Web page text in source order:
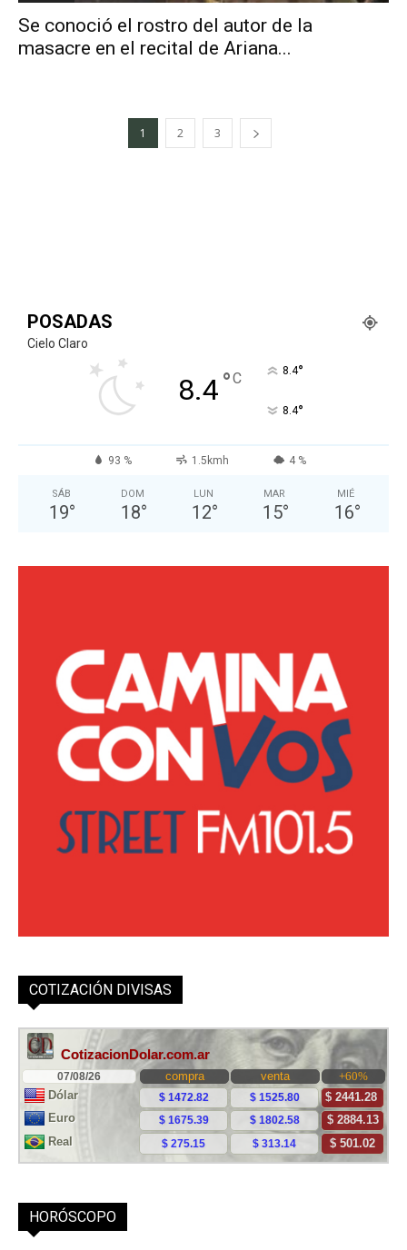
Se conoció el rostro del autor de la
masacre en el recital de Ariana...
1 2 3
POSADAS
Cielo Claro
8.4°C 8.4°
8.4°
93 % 1.5kmh 4 %
SÁB
19°
DOM
18°
LUN
12°
MAR
15°
MIÉ
16°
COTIZACIÓN DIVISAS
HORÓSCOPO